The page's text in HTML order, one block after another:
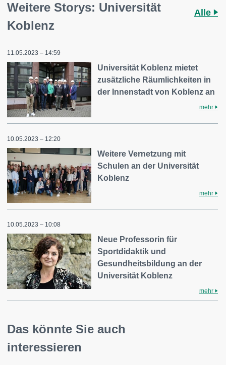
Weitere Storys: Universität
Koblenz
Alle
11.05.2023 – 14:59
Universität Koblenz mietet
zusätzliche Räumlichkeiten in
der Innenstadt von Koblenz an
mehr
10.05.2023 – 12:20
Weitere Vernetzung mit
Schulen an der Universität
Koblenz
mehr
10.05.2023 – 10:08
Neue Professorin für
Sportdidaktik und
Gesundheitsbildung an der
Universität Koblenz
mehr
Das könnte Sie auch
interessieren